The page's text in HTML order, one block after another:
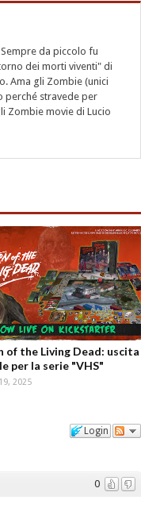
da piccolo fu
dei morti viventi" di
Ama gli Zombie (unici
perché stravede per
Zombie movie di Lucio
of the Living Dead: uscita
per la serie "VHS"
2025
Login
0